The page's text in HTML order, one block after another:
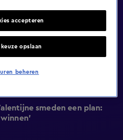
smeden een plan:
accepteren
opslaan
beheren